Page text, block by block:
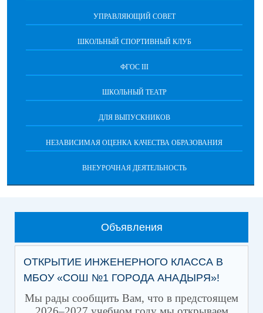
УПРАВЛЯЮЩИЙ СОВЕТ
ШКОЛЬНЫЙ СПОРТИВНЫЙ КЛУБ
ФГОС III
ШКОЛЬНЫЙ ТЕАТР
ДЛЯ ВЫПУСКНИКОВ
НЕЗАВИСИМАЯ ОЦЕНКА КАЧЕСТВА ОБРАЗОВАНИЯ
ВНЕУРОЧНАЯ ДЕЯТЕЛЬНОСТЬ
Объявления
ОТКРЫТИЕ ИНЖЕНЕРНОГО КЛАССА В
МБОУ «СОШ №1 ГОРОДА АНАДЫРЯ»!
Мы рады сообщить Вам, что в предстоящем